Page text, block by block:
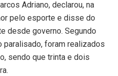
Adriano, declarou, na
pelo esporte e disse do
desde governo. Segundo
paralisado, foram realizados
sendo que trinta e dois